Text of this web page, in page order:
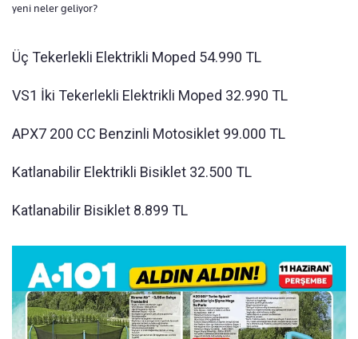
yeni neler geliyor?
Üç Tekerlekli Elektrikli Moped 54.990 TL
VS1 İki Tekerlekli Elektrikli Moped 32.990 TL
APX7 200 CC Benzinli Motosiklet 99.000 TL
Katlanabilir Elektrikli Bisiklet 32.500 TL
Katlanabilir Bisiklet 8.899 TL